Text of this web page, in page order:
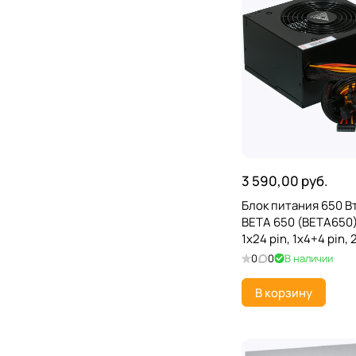
3 590,00 руб.
Блок питания 650
BETA 650
1x24 pin, 1x4+4 pin,
6xSATA, 2xMolex,
0 0 В наличии
В корзину